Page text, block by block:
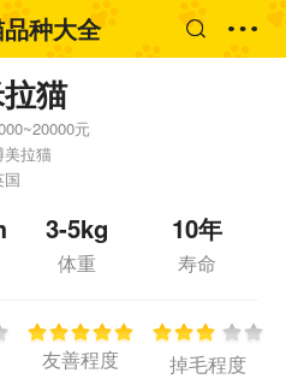
种大全
猫
元
美拉猫
国
3-5kg
体重
10年
寿命
友善程度 掉毛程度